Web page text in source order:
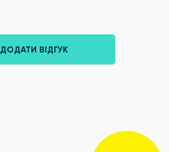
ДОДАТИ ВІДГУК